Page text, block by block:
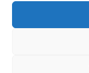
Dati DPO
Note legali